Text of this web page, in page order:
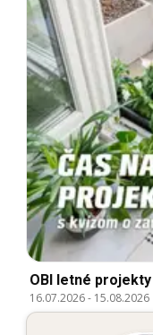
OBI letné projekty
16.07.2026- 15.08.2026